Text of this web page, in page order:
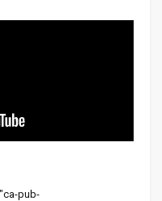
pub-